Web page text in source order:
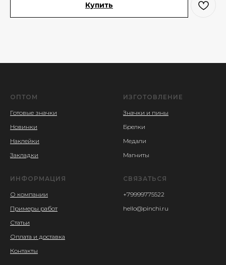
Купить
ОПТОМ
Готовые значки
Новинки
Наклейки
Закладки
ИЗГОТОВЛЕНИЕ
Значки и пины
Брелки
Медали
Магниты
ИНФОРМАЦИЯ
О компании
Примеры работ
Статьи
Оплата и доставка
Контакты
СВЯЗАТЬСЯ
+79999775522
hello@pinchi.ru